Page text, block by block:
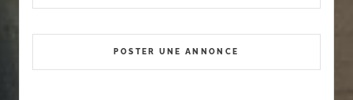
POSTER UNE ANNONCE